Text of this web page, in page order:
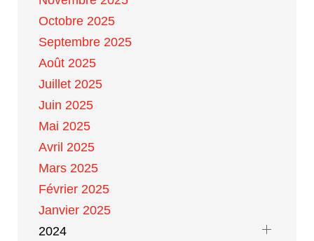
Octobre 2025
Septembre 2025
Août 2025
Juillet 2025
Juin 2025
Mai 2025
Avril 2025
Mars 2025
Février 2025
Janvier 2025
2024